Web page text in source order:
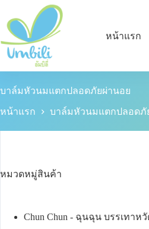
หน้าแรก
บาล์มหัวนมแตกปลอดภัยผ่านอย
หน้าแรก บาล์มหัวนมแตกปลอดภั
หมวดหมู่สินค้า
Chun Chun - ฉุนฉุน บรรเทาห